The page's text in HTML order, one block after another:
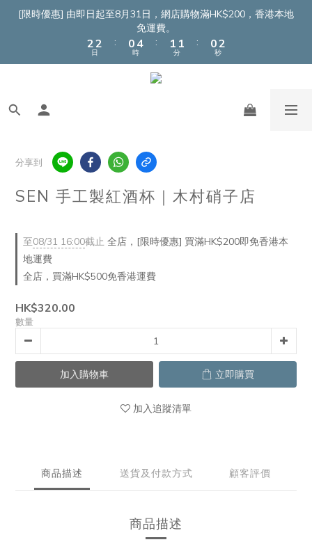
[限時優惠] 由即日起至8月31日，網店購物滿HK$200，香港本地
免運費。
4
2
1
4
2
1
日
:
2
0
6
5
4
3
時
:
3
2
1
0
3
1
0
分
:
2
0
4
2
1
秒
分享到
SEN 手工製紅酒杯｜木村硝子店
至08/31 16:00截止 全店，[限時優惠] 買滿HK$200即免香港本
地運費
全店，買滿HK$500免香港運費
HK$320.00
數量
加入購物車 立即購買
加入追蹤清單
商品描述 送貨及付款方式 顧客評價
商品描述